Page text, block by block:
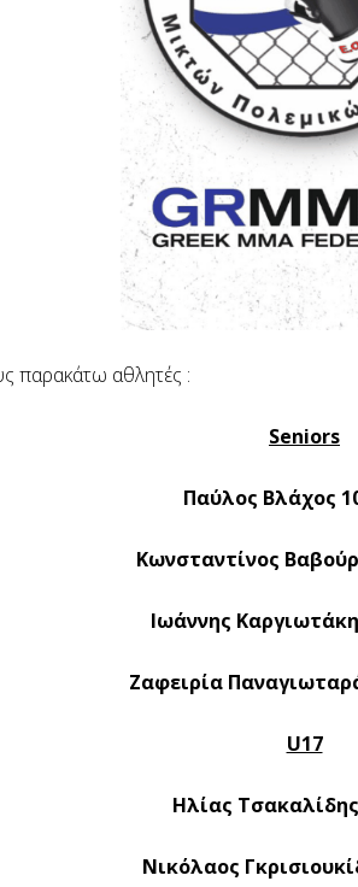
παρακάτω αθλητές :
Seniors
Παύλος Βλάχος
Κωνσταντίνος
Ιωάννης
Ζαφειρία
U17
Ηλίας
Νικόλαος